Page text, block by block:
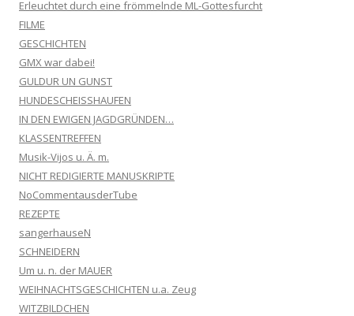
Erleuchtet durch eine frömmelnde ML-Gottesfurcht
FILME
GESCHICHTEN
GMX war dabei!
GULDUR UN GUNST
HUNDESCHEISSHAUFEN
IN DEN EWIGEN JAGDGRÜNDEN…
KLASSENTREFFEN
Musik-Vijos u. Ä. m.
NICHT REDIGIERTE MANUSKRIPTE
NoCommentausderTube
REZEPTE
sangerhauseN
SCHNEIDERN
Um u. n. der MAUER
WEIHNACHTSGESCHICHTEN u.a. Zeug
WITZBILDCHEN